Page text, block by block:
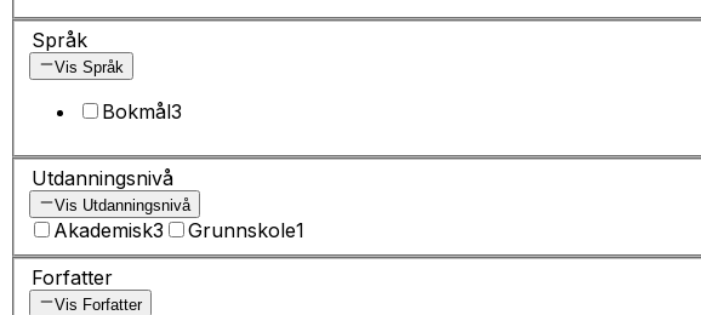
Språk
Vis Språk
Bokmål3
Utdanningsnivå
Vis Utdanningsnivå
Akademisk3 Grunnskole1
Forfatter
Vis Forfatter